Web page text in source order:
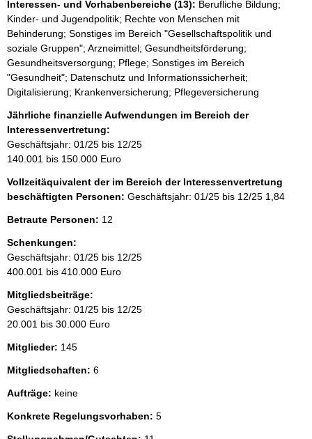
o
S
e
i
t
Interessen- und Vorhabenbereiche (13): Berufliche Bildung;
Kinder- und Jugendpolitik; Rechte von Menschen mit
Behinderung; Sonstiges im Bereich "Gesellschaftspolitik und
soziale Gruppen"; Arzneimittel; Gesundheitsförderung;
Gesundheitsversorgung; Pflege; Sonstiges im Bereich
"Gesundheit"; Datenschutz und Informationssicherheit;
Digitalisierung; Krankenversicherung; Pflegeversicherung
Jährliche finanzielle Aufwendungen im Bereich der
Interessenvertretung:
Geschäftsjahr: 01/25 bis 12/25
140.001 bis 150.000 Euro
Vollzeitäquivalent der im Bereich der Interessenvertretung
beschäftigten Personen: Geschäftsjahr: 01/25 bis 12/25 1,84
Betraute Personen: 12
Schenkungen:
Geschäftsjahr: 01/25 bis 12/25
400.001 bis 410.000 Euro
Mitgliedsbeiträge:
Geschäftsjahr: 01/25 bis 12/25
20.001 bis 30.000 Euro
Mitglieder: 145
Mitgliedschaften: 6
Aufträge: keine
Konkrete Regelungsvorhaben: 5